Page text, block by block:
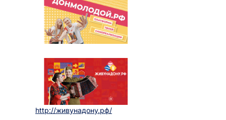
http://живунадону.рф/